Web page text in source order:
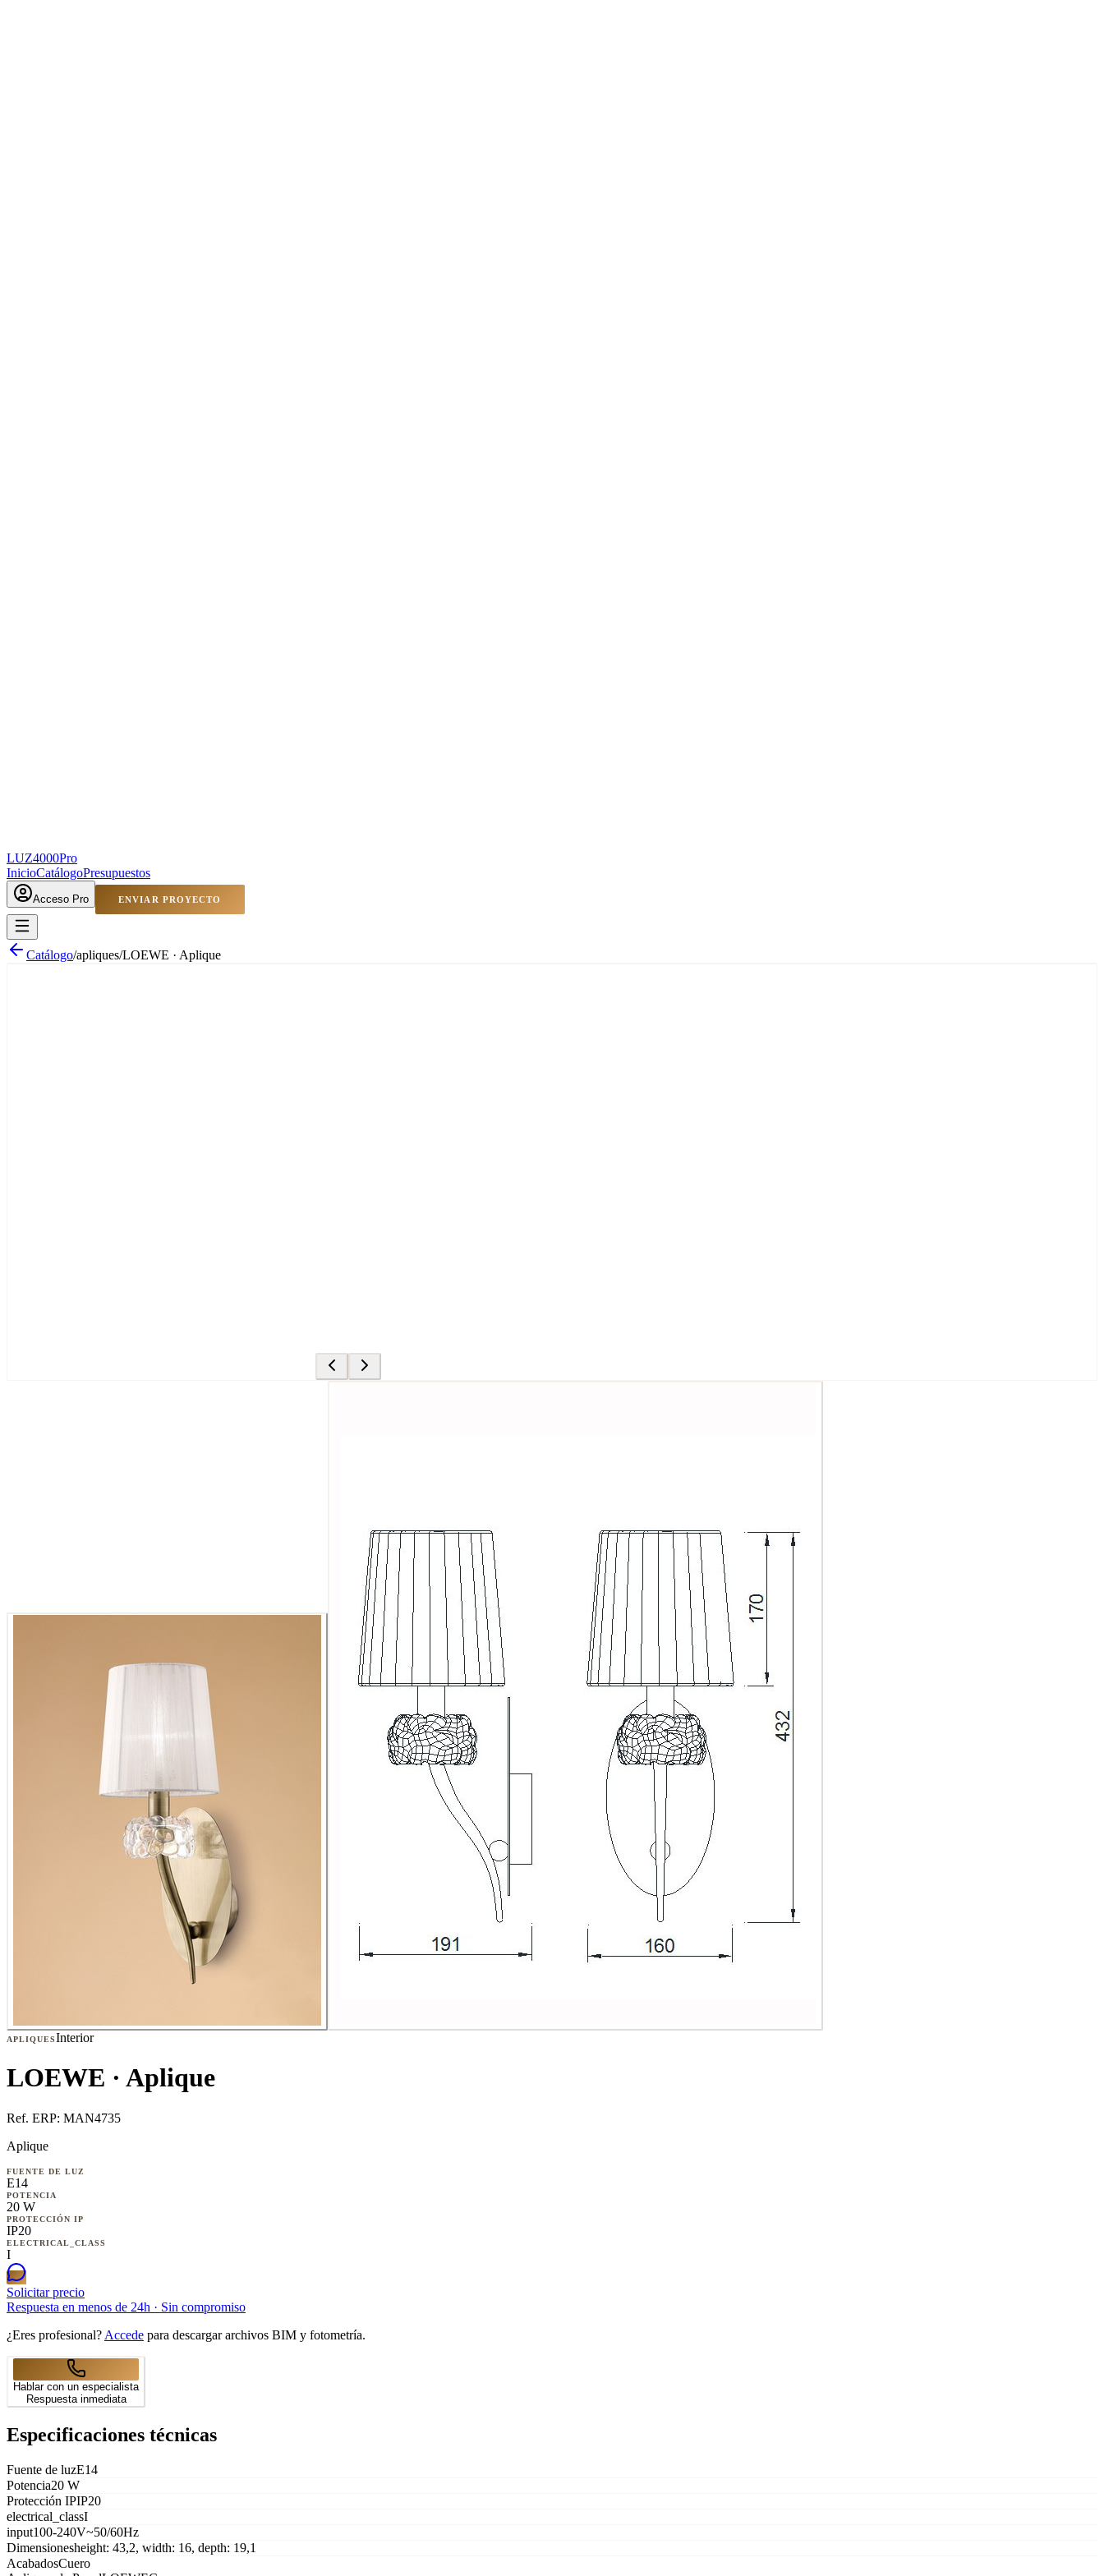
LUZ4000Pro
InicioCatálogoPresupuestos
Acceso Pro ENVIAR PROYECTO
Catálogo/apliques/LOEWE · Aplique
APLIQUESInterior
LOEWE · Aplique
Ref. ERP: MAN4735
Aplique
FUENTE DE LUZ
E14
POTENCIA
20 W
PROTECCIÓN IP
IP20
ELECTRICAL_CLASS
I
Solicitar precio
Respuesta en menos de 24h · Sin compromiso
¿Eres profesional? Accede para descargar archivos BIM y fotometría.
Hablar con un especialista
Respuesta inmediata
Especificaciones técnicas
Fuente de luzE14
Potencia20 W
Protección IPIP20
electrical_classI
input100-240V~50/60Hz
Dimensionesheight: 43,2, width: 16, depth: 19,1
AcabadosCuero